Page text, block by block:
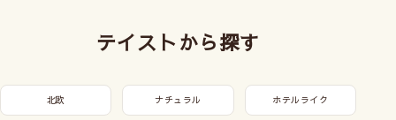
テイストから探す
北欧 ナチュラル ホテルライク